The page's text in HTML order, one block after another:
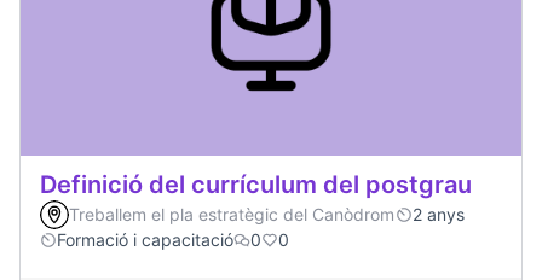
Definició del currículum del postgrau
Treballem el pla estratègic del Canòdrom
2 anys
Formació i capacitació
0 0